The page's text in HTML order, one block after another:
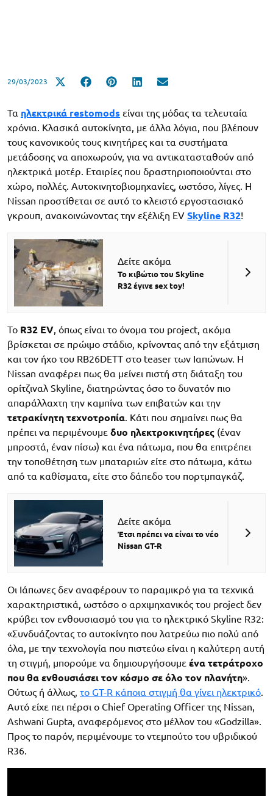
29/03/2023
Τα ηλεκτρικά restomods είναι της μόδας τα τελευταία
χρόνια. Κλασικά αυτοκίνητα, με άλλα λόγια, που βλέπουν
τους κανονικούς τους κινητήρες και τα συστήματα
μετάδοσης να αποχωρούν, για να αντικατασταθούν από
ηλεκτρικά μοτέρ. Εταιρίες που δραστηριοποιούνται στο
χώρο, πολλές. Αυτοκινητοβιομηχανίες, ωστόσο, λίγες. Η
Nissan προστίθεται σε αυτό το κλειστό εργοστασιακό
γκρουπ, ανακοινώνοντας την εξέλιξη EV Skyline R32!
Δείτε ακόμα
Το κιβώτιο του Skyline
R32 έγινε sex toy!
To R32 EV , όπως είναι το όνομα του project, ακόμα
βρίσκεται σε πρώιμο στάδιο, κρίνοντας από την εξάτμιση
και τον ήχο του RB26DETT στο teaser των Ιαπώνων. Η
Nissan αναφέρει πως θα μείνει πιστή στη διάταξη του
ορίτζιναλ Skyline, διατηρώντας όσο το δυνατόν πιο
απαράλλαχτη την καμπίνα των επιβατών και την
τετρακίνητη τεχνοτροπία . Κάτι που σημαίνει πως θα
πρέπει να περιμένουμε δυο ηλεκτροκινητήρες (έναν
μπροστά, έναν πίσω) και ένα πάτωμα, που θα επιτρέπει
την τοποθέτηση των μπαταριών είτε στο πάτωμα, κάτω
από τα καθίσματα, είτε στο δάπεδο του πορτμπαγκάζ.
Δείτε ακόμα
Έτσι πρέπει να είναι το νέο
Nissan GT-R
Οι Ιάπωνες δεν αναφέρουν το παραμικρό για τα τεχνικά
χαρακτηριστικά, ωστόσο ο αρχιμηχανικός του project δεν
κρύβει τον ενθουσιασμό του για το ηλεκτρικό Skyline R32:
«Συνδυάζοντας το αυτοκίνητο που λατρεύω πιο πολύ από
όλα, με την τεχνολογία που πιστεύω είναι η καλύτερη αυτή
τη στιγμή, μπορούμε να δημιουργήσουμε ένα τετράτροχο
που θα ενθουσιάσει τον κόσμο σε όλο τον πλανήτη».
Ούτως ή άλλως, το GT-R κάποια στιγμή θα γίνει ηλεκτρικό.
Αυτό είχε πει πέρσι ο Chief Operating Officer της Nissan,
Ashwani Gupta, αναφερόμενος στο μέλλον του «Godzilla».
Προς το παρόν, περιμένουμε το ντεμπούτο του υβριδικού
R36.